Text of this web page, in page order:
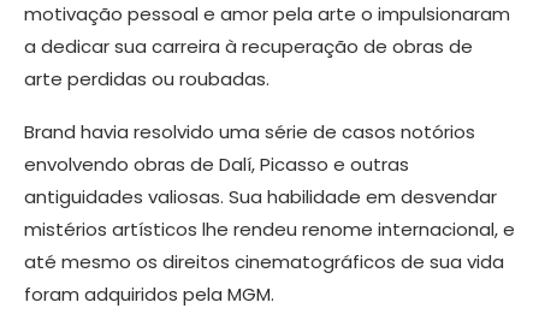
motivação pessoal e amor pela arte o impulsionaram
a dedicar sua carreira à recuperação de obras de
arte perdidas ou roubadas.
Brand havia resolvido uma série de casos notórios
envolvendo obras de Dalí, Picasso e outras
antiguidades valiosas. Sua habilidade em desvendar
mistérios artísticos lhe rendeu renome internacional, e
até mesmo os direitos cinematográficos de sua vida
foram adquiridos pela MGM.